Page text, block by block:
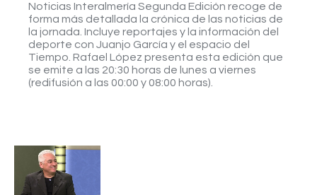
Noticias Interalmería Segunda Edición recoge de
forma más detallada la crónica de las noticias de
la jornada. Incluye reportajes y la información del
deporte con Juanjo García y el espacio del
Tiempo. Rafael López presenta esta edición que
se emite a las 20:30 horas de lunes a viernes
(redifusión a las 00:00 y 08:00 horas).